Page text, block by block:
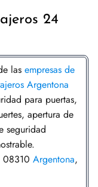
24
las empresas de
Argentona
para puertas,
apertura de
seguridad
08310 Argentona,